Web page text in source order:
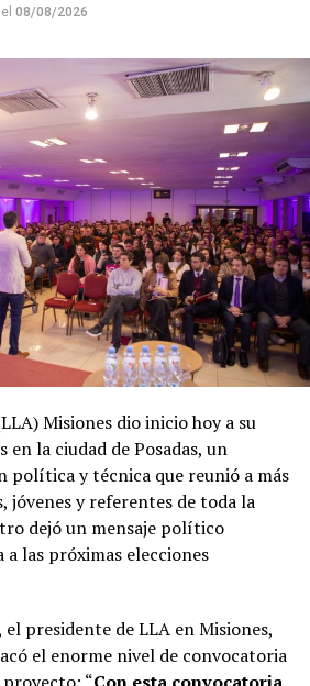
el 08/08/2026
Misiones dio inicio hoy a su
en la ciudad de Posadas, un
política y técnica que reunió a más
jóvenes y referentes de toda la
dejó un mensaje político
las próximas elecciones
presidente de LLA en Misiones,
el enorme nivel de convocatoria